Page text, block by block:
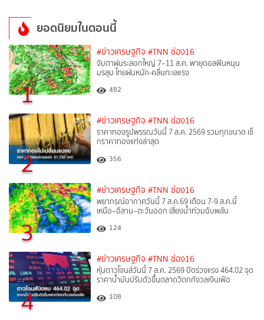
ยอดนิยมในตอนนี้
1
#ข่าวเศรษฐกิจ #TNN ช่อง16
จับตาฝนระลอกใหญ่ 7–11 ส.ค. พายุดอลฟินหนุน
มรสุม ไทยฝนหนัก-คลื่นทะเลแรง
482
2
#ข่าวเศรษฐกิจ #TNN ช่อง16
ราคาทองรูปพรรณวันนี้ 7 ส.ค. 2569 รวมทุกขนาด เช็
กราคาทองแท่งล่าสุด
356
3
#ข่าวเศรษฐกิจ #TNN ช่อง16
พยากรณ์อากาศวันนี้ 7 ส.ค.69 เตือน 7-9 ส.ค.นี้
เหนือ–อีสาน–ตะวันออก เสี่ยงน้ำท่วมฉับพลัน
124
4
#ข่าวเศรษฐกิจ #TNN ช่อง16
หุ้นดาวโจนส์วันนี้ 7 ส.ค. 2569 ปิดร่วงแรง 464.02 จุด
ราคาน้ำมันปรับตัวขึ้นตลาดวิตกกังวลเงินเฟ้อ
108